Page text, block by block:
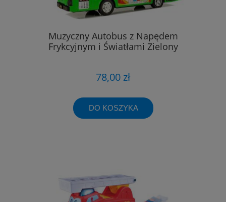
Muzyczny Autobus z Napędem
Frykcyjnym i Światłami Zielony
78,00 zł
DO KOSZYKA